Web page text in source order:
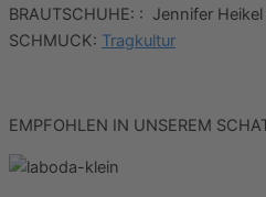
BRAUTSCHUHE: : Jennifer Heikel
SCHMUCK: Tragkultur
EMPFOHLEN IN UNSEREM